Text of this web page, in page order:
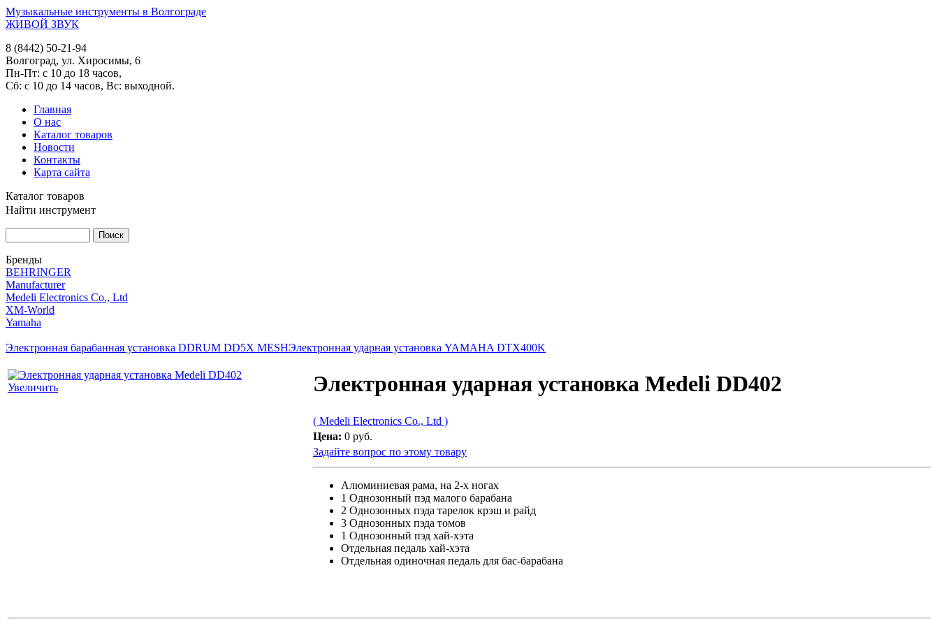
Музыкальные инструменты в Волгограде
ЖИВОЙ ЗВУК
8 (8442) 50-21-94
Волгоград, ул. Хиросимы, 6
Пн-Пт: с 10 до 18 часов,
Сб: с 10 до 14 часов, Вс: выходной.
Главная
О нас
Каталог товаров
Новости
Контакты
Карта сайта
Каталог товаров
Найти инструмент
Бренды
BEHRINGER
Manufacturer
Medeli Electronics Co., Ltd
XM-World
Yamaha
Электронная барабанная установка DDRUM DD5X MESHЭлектронная ударная установка YAMAHA DTX400K
Увеличить Электронная ударная установка Medeli DD402
( Medeli Electronics Co., Ltd )
Цена: 0 руб.
Задайте вопрос по этому товару
Алюминиевая рама, на 2-х ногах
1 Однозонный пэд малого барабана
2 Однозонных пэда тарелок крэш и райд
3 Однозонных пэда томов
1 Однозонный пэд хай-хэта
Отдельная педаль хай-хэта
Отдельная одиночная педаль для бас-барабана